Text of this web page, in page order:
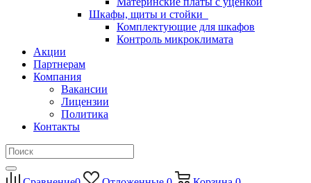
Шкафы, щиты и стойки
Комплектующие для шкафов
Контроль микроклимата
Акции
Партнерам
Компания
Вакансии
Лицензии
Политика
Контакты